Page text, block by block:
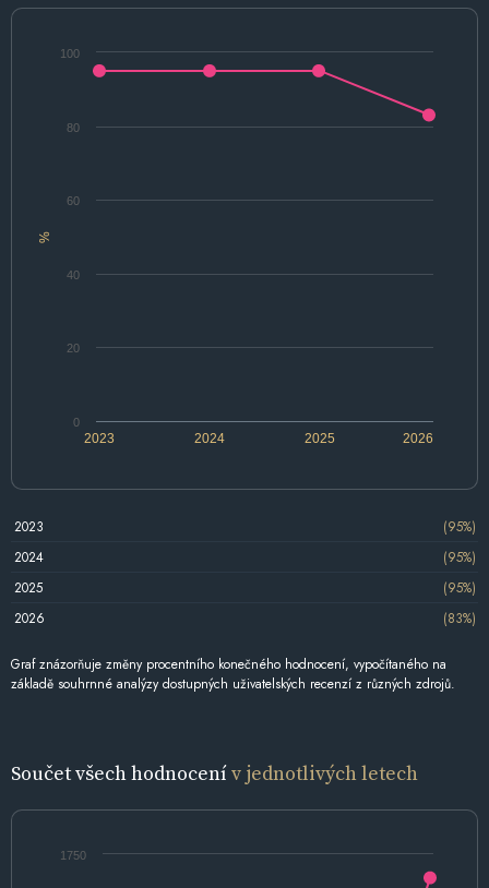
%
2024 2026
2023 2025
0
20
40
60
80
100
2023
(95%)
2024
(95%)
2025
(95%)
2026
(83%)
Graf znázorňuje změny procentního konečného hodnocení, vypočítaného na
základě souhrnné analýzy dostupných uživatelských recenzí z různých zdrojů.
Součet všech hodnocenív jednotlivých letech
1750